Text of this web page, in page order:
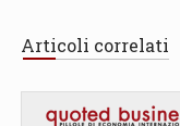
Articoli correlati